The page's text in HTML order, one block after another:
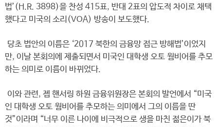
법’(H.R. 3898)을 찬성 415표, 반대 2표의 압도적 차이로 채택
했다고 미국의 소리(VOA) 방송이 보도했다.
당초 법안의 이름은 ‘2017 북한의 금융망 접근 방해법’이었지
만, 이날 본회의에 제출되면서 미국인 대학생 오토 웜비어를 추모
하는 의미로 이름이 바뀌었다.
이와 관련, 젭 핸서링 하원 금융위원장은 본회의 발언에서 “미국
인 대학생 오토 웜비어를 추모하는 의미에서 그의 이름을 딴
것”이라며 “너무 이른 나이에 비극적으로 생을 마친 젊은이가 북